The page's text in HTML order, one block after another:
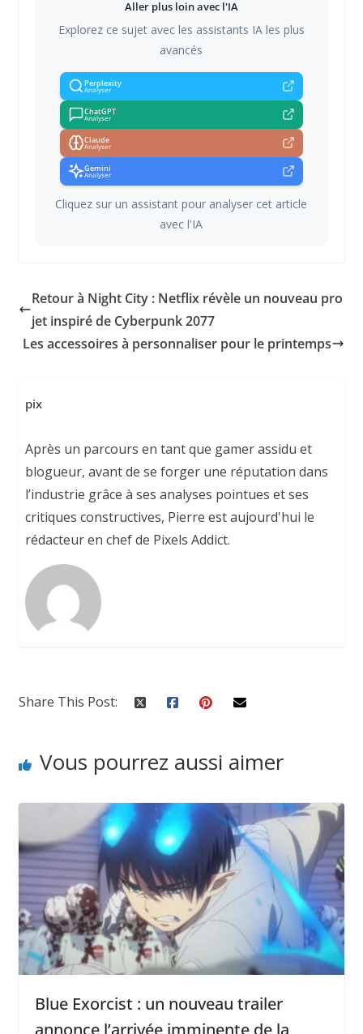
Aller plus loin avec l'IA
Explorez ce sujet avec les assistants IA les plus
avancés
Perplexity
Analyser
ChatGPT
Analyser
Claude
Analyser
Gemini
Analyser
Cliquez sur un assistant pour analyser cet article
avec l'IA
Retour à Night City : Netflix révèle un nouveau pro
jet inspiré de Cyberpunk 2077
Les accessoires à personnaliser pour le printemps
pix
Après un parcours en tant que gamer assidu et
blogueur, avant de se forger une réputation dans
l’industrie grâce à ses analyses pointues et ses
critiques constructives, Pierre est aujourd'hui le
rédacteur en chef de Pixels Addict.
Share This Post:
Vous pourrez aussi aimer
Blue Exorcist : un nouveau trailer
annonce l’arrivée imminente de la